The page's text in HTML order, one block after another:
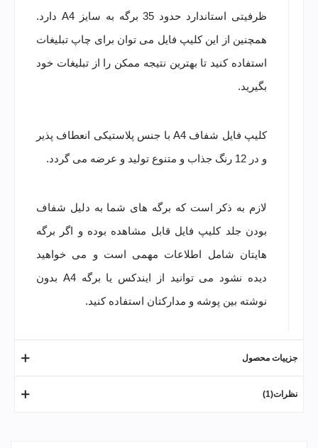
ظرفیتی استاندارد حدود 35 برگه به سایز A4 دارد.
همچنین از این کلیپ فایل می توان برای چاپ تبلیغات
استفاده کنید تا بهترین نتیجه ممکن را از تبلیغات خود
بگیرید.
کلیپ فایل شفاف A4 با جنس پلاستیکی انعطاف پذیر
و در 12 رنگ جذاب و متنوع تولید و عرضه می گردد.
لازم به ذکر است که برگه های شما به دلیل شفاف
بودن جلد کلیپ فایل قابل مشاهده بوده و اگر برگه
هایتان شامل اطلاعات مهمی است و می خواهید
دیده نشود می توانید از ایندکس
یا برگه A4 بدون
نوشته بین پوشه و مدارکتان استفاده کنید.
جزییات محصول
نظرات(1)